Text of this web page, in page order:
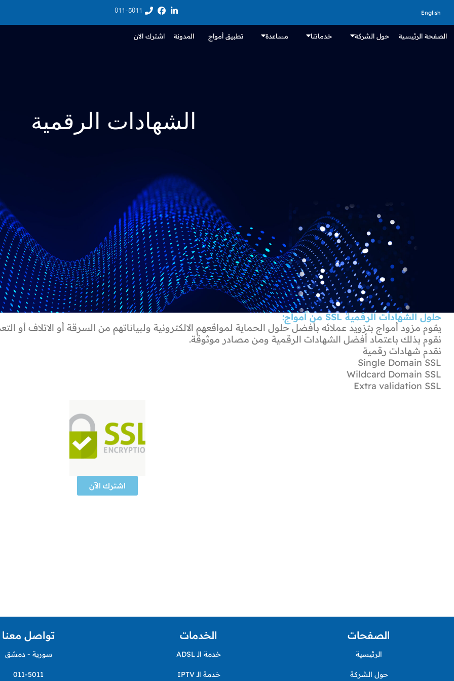
English
011-5011
الصفحة الرئيسية حول الشركة خدماتنا مساعدة تطبيق أمواج المدونة اشترك الان
الشهادات الرقمية
حلول الشهادات الرقمية SSL من أمواج:
يقوم مزود أمواج بتزويد عملائه بأفضل حلول الحماية لمواقعهم الالكترونية ولبياناتهم من السرقة أو الاتلاف أو
نقوم بذلك باعتماد أفضل الشهادات الرقمية ومن مصادر موثوقة.
نقدم شهادات رقمية
Single Domain SSL
Wildcard Domain SSL
Extra validation SSL
اشترك الآن
الصفحات
الرئيسية
حول الشركة
الخدمات
خدمة الـ ADSL
خدمة الـ IPTV
تواصل معنا
سورية - دمشق
011-5011